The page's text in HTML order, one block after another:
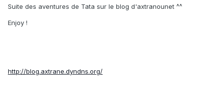
Suite des aventures de Tata sur le blog d'axtranounet ^^
Enjoy !
http://blog.axtrane.dyndns.org/